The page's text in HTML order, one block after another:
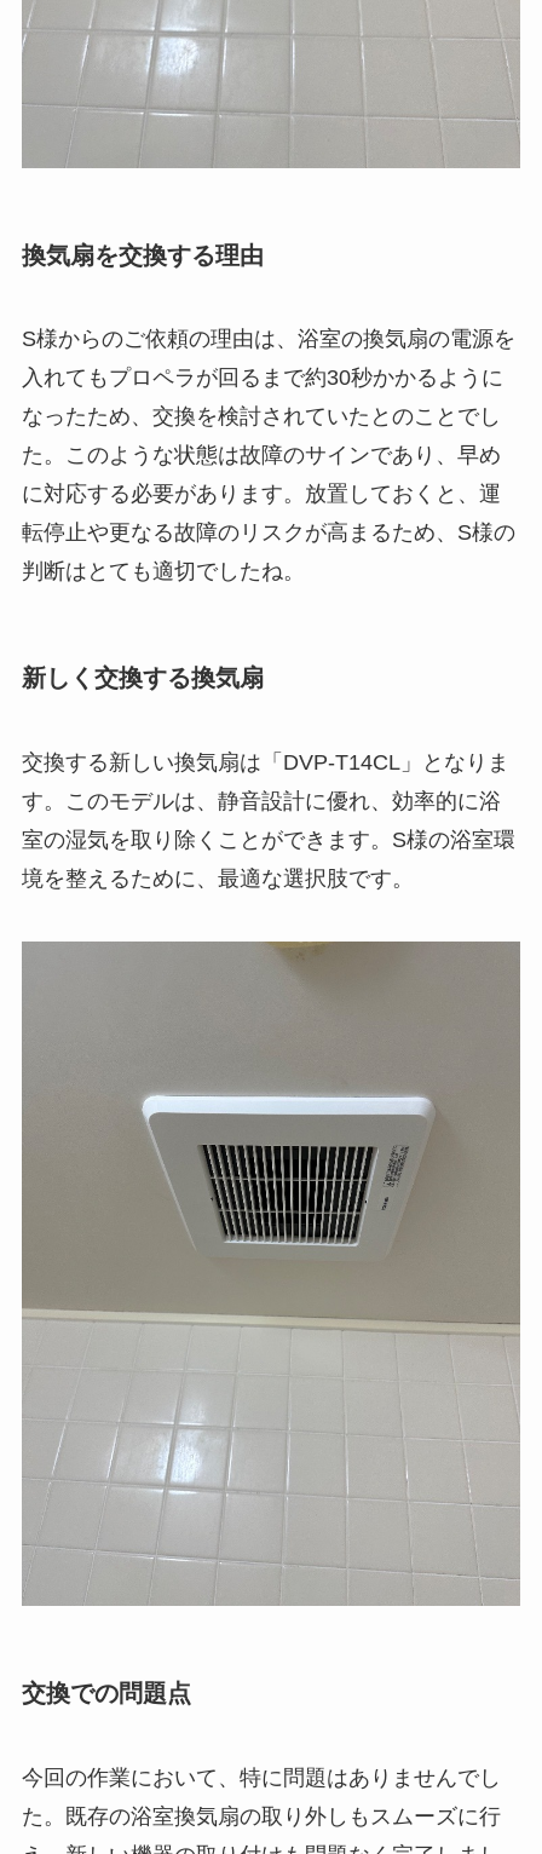
換気扇を交換する理由
S様からのご依頼の理由は、浴室の換気扇の電源を
入れてもプロペラが回るまで約30秒かかるように
なったため、交換を検討されていたとのことでし
た。このような状態は故障のサインであり、早め
に対応する必要があります。放置しておくと、運
転停止や更なる故障のリスクが高まるため、S様の
判断はとても適切でしたね。
新しく交換する換気扇
交換する新しい換気扇は「DVP-T14CL」となりま
す。このモデルは、静音設計に優れ、効率的に浴
室の湿気を取り除くことができます。S様の浴室環
境を整えるために、最適な選択肢です。
交換での問題点
今回の作業において、特に問題はありませんでし
た。既存の浴室換気扇の取り外しもスムーズに行